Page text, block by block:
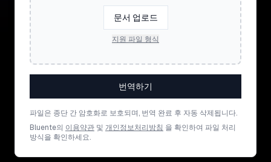
문서 업로드
지원 파일 형식
번역하기
파일은 종단 간 암호화로 보호되며, 번역 완료 후 자동 삭제됩니다.
Bluente의 이용약관 및 개인정보처리방침 을 확인하여 파일 처리
방식을 확인하세요.